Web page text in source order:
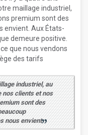
maillage industriel,
premium sont des
envient. Aux États-
demeure positive.
que nous vendons
des tarifs
industriel, au
nos clients et nos
sont des
nous envient